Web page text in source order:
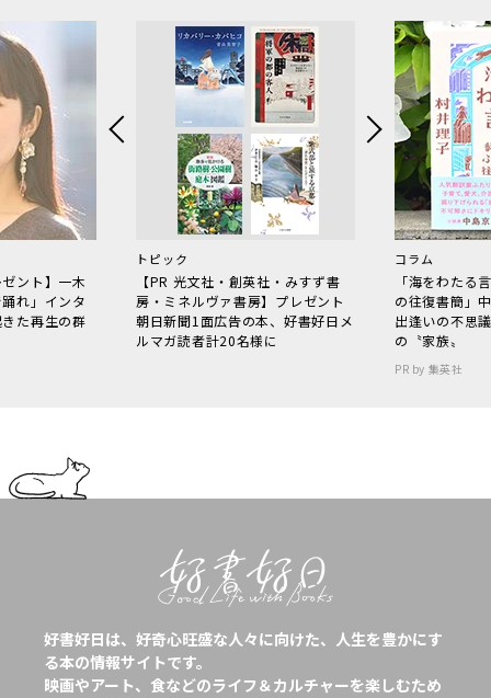
ント】一木
れ」インタ
た再生の群
トピック
【PR 光文社・創英社・みすず書
房・ミネルヴァ書房】プレゼント
朝日新聞1面広告の本、好書好日メ
ルマガ読者計20名様に
コラム
「海をわた
の往復書簡」
出逢いの不思
の〝家族〟
PR by 集英社
好書好日は、好奇心旺盛な人々に向けた、人生を豊かにす
る本の情報サイトです。
映画やアート、食などのライフ＆カルチャーを楽しむため